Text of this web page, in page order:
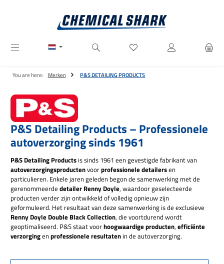
Je hebt 0 items op je
You are here: Merken P&S DETAILING PRODUCTS
P&S Detailing Products – Professionele
autoverzorging sinds 1961
P&S Detailing Products is sinds 1961 een gevestigde fabrikant van
autoverzorgingsproductenvoorprofessionele detailersen
particulieren. Enkele jaren geleden begon de samenwerking met de
gerenommeerde detailer Renny Doyle, waardoor geselecteerde
producten verder zijn ontwikkeld of volledig opnieuw zijn
geformuleerd. Het resultaat van deze samenwerking is de exclusieve
Renny Doyle Double Black Collection, die voortdurend wordt
geoptimaliseerd. P&S staat voorhoogwaardige producten, efficiënte
verzorgingenprofessionele resultaten in de autoverzorging.